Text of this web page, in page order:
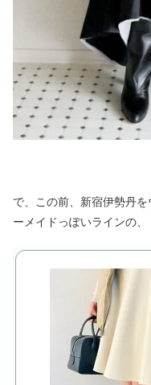
で、この前、新宿伊勢丹
ーメイドっぽいラインの、